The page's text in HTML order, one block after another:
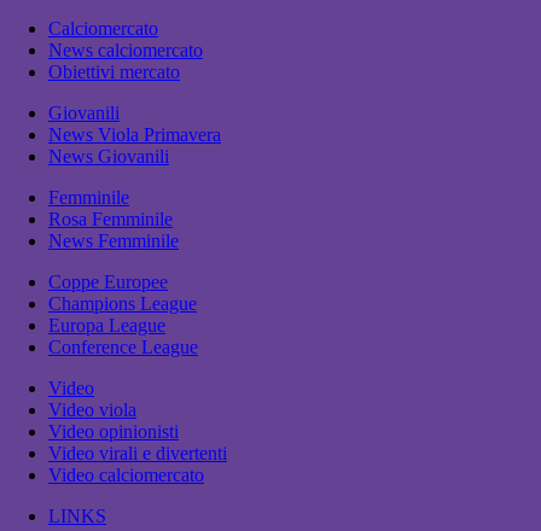
Calciomercato
News calciomercato
Obiettivi mercato
Giovanili
News Viola Primavera
News Giovanili
Femminile
Rosa Femminile
News Femminile
Coppe Europee
Champions League
Europa League
Conference League
Video
Video viola
Video opinionisti
Video virali e divertenti
Video calciomercato
LINKS